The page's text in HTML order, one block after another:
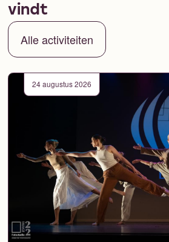
vindt
Alle activiteiten
24 augustus 2026